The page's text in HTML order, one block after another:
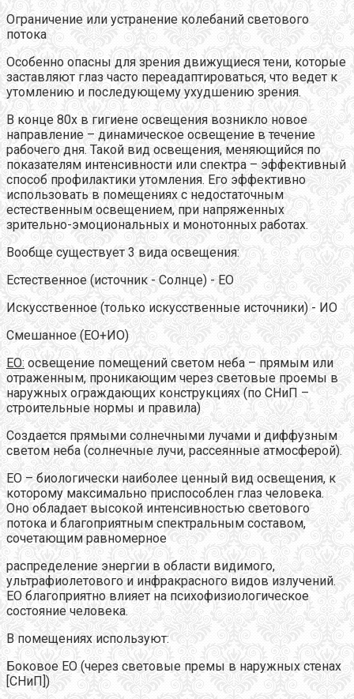
Ограничение или устранение колебаний светового
потока
Особенно опасны для зрения движущиеся тени, которые
заставляют глаз часто переадаптироваться, что ведет к
утомлению и последующему ухудшению зрения.
В конце 80х в гигиене освещения возникло новое
направление – динамическое освещение в течение
рабочего дня. Такой вид освещения, меняющийся по
показателям интенсивности или спектра – эффективный
способ профилактики утомления. Его эффективно
использовать в помещениях с недостаточным
естественным освещением, при напряженных
зрительно-эмоциональных и монотонных работах.
Вообще существует 3 вида освещения:
Естественное (источник - Солнце) - ЕО
Искусственное (только искусственные источники) - ИО
Смешанное (ЕО+ИО)
ЕО: освещение помещений светом неба – прямым или
отраженным, проникающим через световые проемы в
наружных ограждающих конструкциях (по СНиП –
строительные нормы и правила)
Создается прямыми солнечными лучами и диффузным
светом неба (солнечные лучи, рассеянные атмосферой).
ЕО – биологически наиболее ценный вид освещения, к
которому максимально приспособлен глаз человека.
Оно обладает высокой интенсивностью светового
потока и благоприятным спектральным составом,
сочетающим равномерное
распределение энергии в области видимого,
ультрафиолетового и инфракрасного видов излучений.
ЕО благоприятно влияет на психофизиологическое
состояние человека.
В помещениях используют:
Боковое ЕО (через световые премы в наружных стенах
[СНиП])